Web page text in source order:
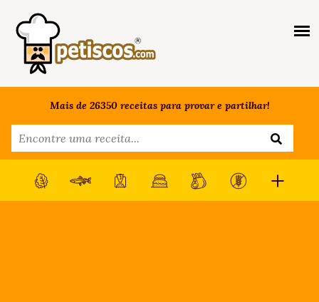
Mais de 26350 receitas para provar e partilhar!